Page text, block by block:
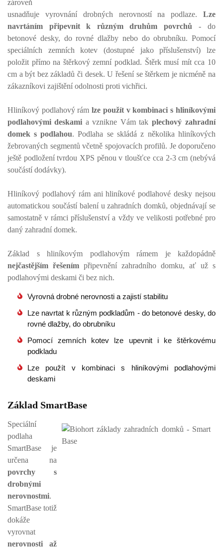
zároveň
usnadňuje vyrovnání drobných nerovností na podlaze. Lze
navrtáním připevnit k různým druhům povrchů - do
betonové desky, do rovné dlažby nebo do obrubníku. Pomocí
speciálních zemních kotev (dostupné jako příslušenství) lze
položit přímo na štěrkový zemní podklad. Štěrk musí mít cca 10
cm a být bez základů či desek. U řešení se štěrkem je nicméně na
zákazníkovi zajištění odolnosti proti vichřici.
Hliníkový podlahový rám lze použít v kombinaci s hliníkovými
podlahovými deskami a vznikne Vám tak plechový zahradní
domek s podlahou. Podlaha se skládá z několika hliníkových
žebrovaných segmentů včetně spojovacích profilů. Je doporučeno
ještě podložení tvrdou XPS pěnou v tloušťce cca 2-3 cm (nebývá
součástí dodávky).
Hliníkový podlahový rám ani hliníkové podlahové desky nejsou
automatickou součástí balení u zahradních domků, objednávají se
samostatně v rámci příslušenství a vždy ve velikosti potřebné pro
daný zahradní domek.
Základ s hliníkovým podlahovým rámem je každopádně
nejčastějším řešením připevnění zahradního domku, ať už s
podlahovými deskami či bez nich.
Vyrovná drobné nerovnosti a zajistí stabilitu
Lze navrtat k různým podkladům - do betonové desky, do
rovné dlažby, do obrubníku
Pomocí zemních kotev lze upevnit i ke štěrkovému
podkladu
Lze použít v kombinaci s hliníkovými podlahovými
deskami
Základ SmartBase
Speciální
podlaha
SmartBase je
určena na
povrchy s
drobnými
nerovnostmi.
SmartBase totiž
dokáže
vyrovnat
nerovnosti až